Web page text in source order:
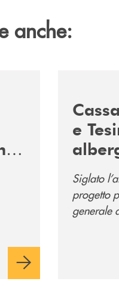
anche:
e
il
e al
Siglato
progetto
generale